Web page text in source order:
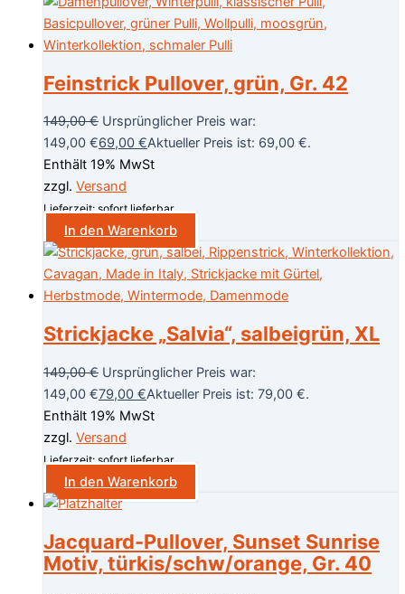
Feinstrick Pullover, grün, Gr. 42
149,00€ Ursprünglicher Preis war:
149,00 €69,00 €Aktueller Preis ist: 69,00 €.
Enthält 19% MwSt
zzgl. Versand
Lieferzeit: sofort lieferbar
In den Warenkorb
Strickjacke „Salvia“, salbeigrün, XL
149,00€ Ursprünglicher Preis war:
149,00 €79,00 €Aktueller Preis ist: 79,00 €.
Enthält 19% MwSt
zzgl. Versand
Lieferzeit: sofort lieferbar
In den Warenkorb
Jacquard-Pullover, Sunset Sunrise
Motiv, türkis/schw/orange, Gr. 40